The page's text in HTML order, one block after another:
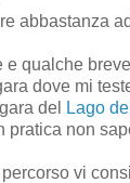
abbastanza
e qualche
dove mi
del
Lago
pratica non
vi